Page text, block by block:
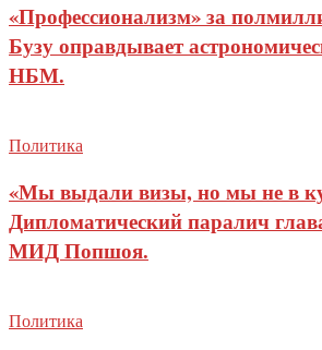
«Профессионализм» за
Бузу оправдывает
НБМ.
Политика
«Мы выдали визы, но мы не в
Дипломатический паралич
МИД Попшоя.
Политика